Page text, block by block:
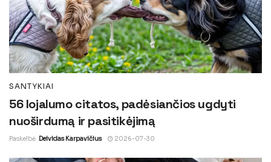
SANTYKIAI
56 lojalumo citatos, padėsiančios ugdyti
nuoširdumą ir pasitikėjimą
Paskelbė Deividas Karpavičius 2026-07-30